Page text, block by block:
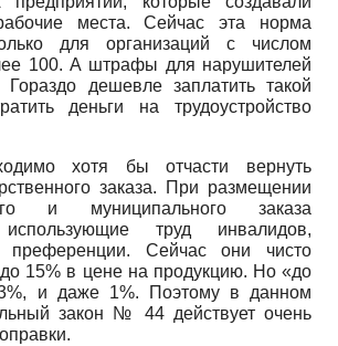
места. Сейчас эта норма
для организаций с числом
100. А штрафы для нарушителей
Гораздо дешевле заплатить такой
деньги на трудоустройство
хотя бы отчасти вернуть
заказа. При размещении
и муниципального заказа
использующие труд инвалидов,
преференции. Сейчас они чисто
15% в цене на продукцию. Но «до
и даже 1%. Поэтому в данном
закон № 44 действует очень